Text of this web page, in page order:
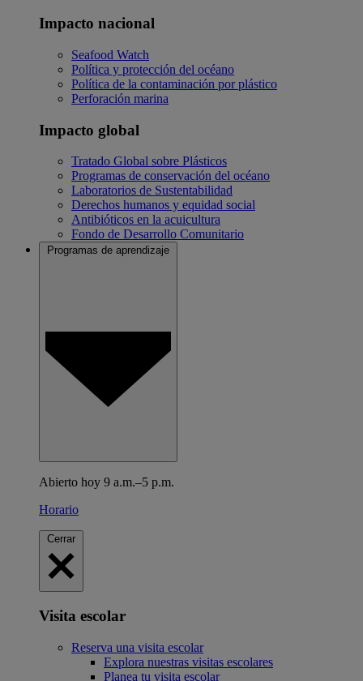
Impacto nacional
Seafood Watch
Política y protección del océano
Política de la contaminación por plástico
Perforación marina
Impacto global
Tratado Global sobre Plásticos
Programas de conservación del océano
Laboratorios de Sustentabilidad
Derechos humanos y equidad social
Antibióticos en la acuicultura
Fondo de Desarrollo Comunitario
Programas de aprendizaje
Abierto hoy 9 a.m.–5 p.m.
Horario
Cerrar
Visita escolar
Reserva una visita escolar
Explora nuestras visitas escolares
Planea tu visita escolar